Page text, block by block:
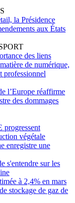
la Présidence
aux États
des liens
de numérique,
professionnel
l’Europe réaffirme
des dommages
progressent
végétale
enregistre une
s'entendre sur les
à 2,4% en mars
stockage de gaz de